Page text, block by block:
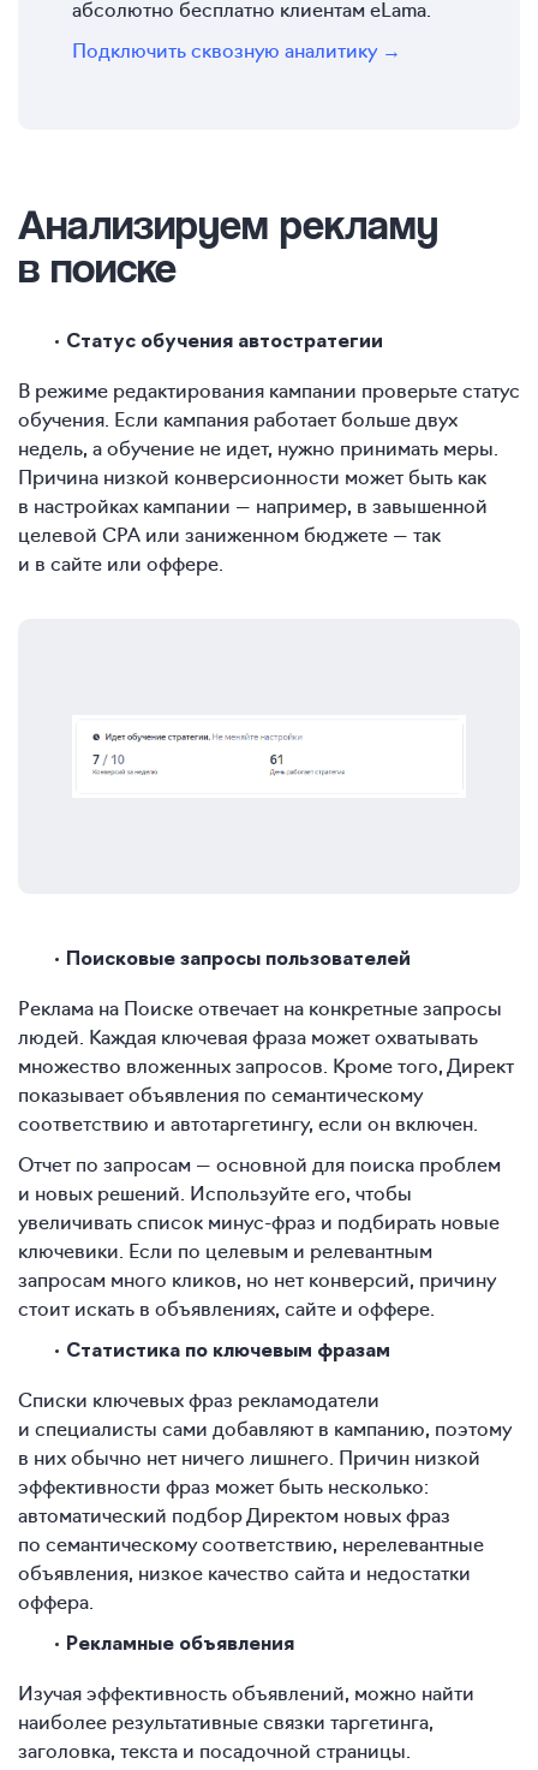
абсолютно бесплатно клиентам eLama.
Подключить сквозную аналитику →
Анализируем рекламу
в поиске
Статус обучения автостратегии
В режиме редактирования кампании проверьте статус
обучения. Если кампания работает больше двух
недель, а обучение не идет, нужно принимать меры.
Причина низкой конверсионности может быть как
в настройках кампании — например, в завышенной
целевой CPA или заниженном бюджете — так
и в сайте или оффере.
Поисковые запросы пользователей
Реклама на Поиске отвечает на конкретные запросы
людей. Каждая ключевая фраза может охватывать
множество вложенных запросов. Кроме того, Директ
показывает объявления по семантическому
соответствию и автотаргетингу, если он включен.
Отчет по запросам — основной для поиска проблем
и новых решений. Используйте его, чтобы
увеличивать список минус-фраз и подбирать новые
ключевики. Если по целевым и релевантным
запросам много кликов, но нет конверсий, причину
стоит искать в объявлениях, сайте и оффере.
Статистика по ключевым фразам
Списки ключевых фраз рекламодатели
и специалисты сами добавляют в кампанию, поэтому
в них обычно нет ничего лишнего. Причин низкой
эффективности фраз может быть несколько:
автоматический подбор Директом новых фраз
по семантическому соответствию, нерелевантные
объявления, низкое качество сайта и недостатки
оффера.
Рекламные объявления
Изучая эффективность объявлений, можно найти
наиболее результативные связки таргетинга,
заголовка, текста и посадочной страницы.